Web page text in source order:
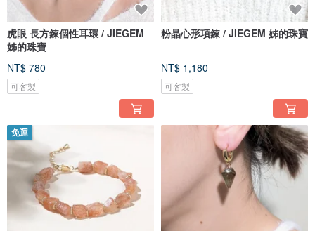
虎眼 長方鍊個性耳環 / JIEGEM
姊的珠寶
NT$ 780
可客製
粉晶心形項鍊 / JIEGEM 姊的珠寶
NT$ 1,180
可客製
免運